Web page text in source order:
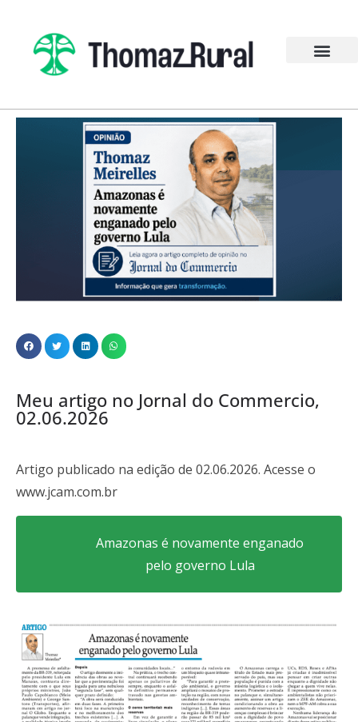
Meu artigo no Jornal do Commercio,
02.06.2026
Artigo publicado na edição de 02.06.2026. Acesse o
www.jcam.com.br
Amazonas é novamente enganado
pelo governo Lula